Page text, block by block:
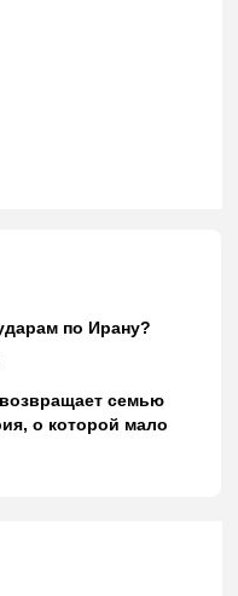
по Ирану?
семью
о которой мало